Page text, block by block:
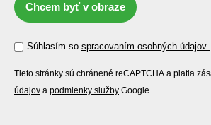
Chcem byť v obraze
Súhlasím so spracovaním osobných údajov .
Tieto stránky sú chránené reCAPTCHA a platia
údajov a podmienky služby Google.